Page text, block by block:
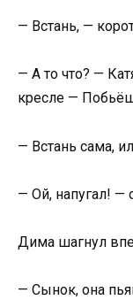
— Встань, —
— А то что? —
кресле —
— Встань сама,
— Ой, напугал! —
Дима шагнул
— Сынок, она